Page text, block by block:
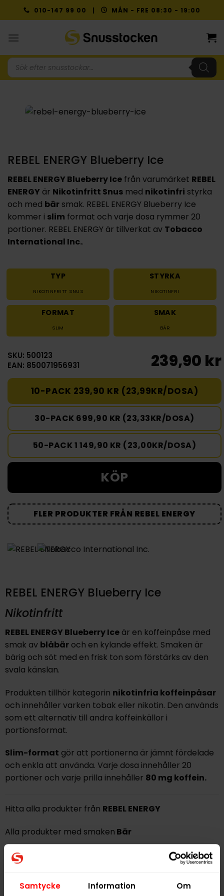
Samtycke Information Om
to
010-147 99 00 | MÅN - FRE 08:30 - 19:00
Produktsökning
REBEL ENERGY Blueberry Ice
REBEL ENERGY Blueberry Ice från varumärket REBEL
ENERGY är Nikotinfritt Snus med nikotinfri styrka
och med bär smak. REBEL ENERGY Blueberry Ice
kommer i slim format och varje dosa rymmer 20
portioner. REBEL ENERGY är tillverkat av Tobacco
International Inc..
TYP
NIKOTINFRITT SNUS
STYRKA
NIKOTINFRI
FORMAT
SLIM
SMAK
BÄR
SKU: 500123
EAN: 850071956931
239,90 kr
10-PACK 239,90 KR (23,99KR/DOSA)
30-PACK 699,90 KR (23,33KR/DOSA)
50-PACK 1 149,90 KR (23,00KR/DOSA)
KÖP
FLER PRODUKTER FRÅN REBEL ENERGY
REBEL ENERGY Blueberry Ice
Nikotinfritt
REBEL ENERGY Blueberry Iceär en koffeinpåse med
smak av blåbäroch en kylande effekt. Smaken är
bärig och söt med en frisk ton som förstärks av den
svala känslan.
Produkten tillhör kategorin nikotinfria koffeinpåsar
och innehåller varken tobak eller nikotin. Den används
som ett alternativ till andra koffeinkällor i
portionsformat.
Slim-format gör att portionerna är jämnt fördelade
och enkla att använda. Varje dosa innehåller 20
portioner och varje prilla innehåller 80 mg koffein.
Hitta alla produkter från REBEL ENERGY
Alla produkter med smaken Bär
PRODUKTINFORMATION
Nikotinfritt Snus